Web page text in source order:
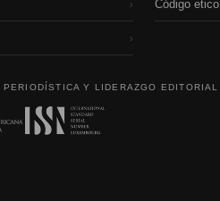
›
›
Código etico
Y LIDERAZGO EDITORIAL